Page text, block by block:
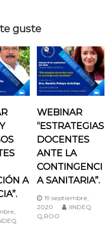
guste
A
WEBINAR
“ESTRATEGIAS
DOCENTES
ANTE LA
CONTINGENCI
A SANITARIA”.
19 septiembre,
2020
IINDEQ
Q,ROO